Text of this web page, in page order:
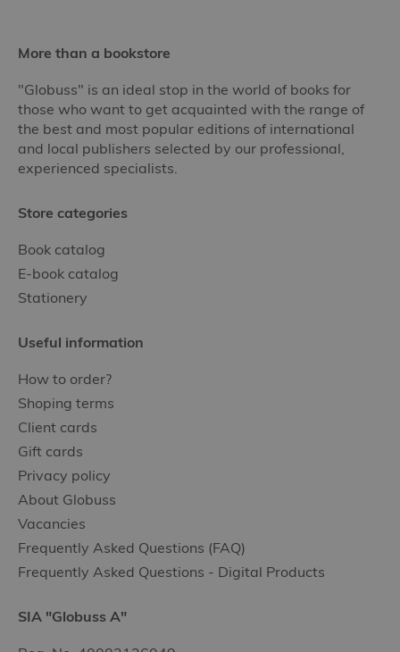
More than a bookstore
"Globuss" is an ideal stop in the world of books for
those who want to get acquainted with the range of
the best and most popular editions of international
and local publishers selected by our professional,
experienced specialists.
Store categories
Book catalog
E-book catalog
Stationery
Useful information
How to order?
Shoping terms
Client cards
Gift cards
Privacy policy
About Globuss
Vacancies
Frequently Asked Questions (FAQ)
Frequently Asked Questions - Digital Products
SIA "Globuss A"